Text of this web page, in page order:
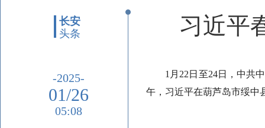
长安
头条
-2025-
01/26
05:08
习近平
1月22日至24日，中共
午，习近平在葫芦岛市绥中